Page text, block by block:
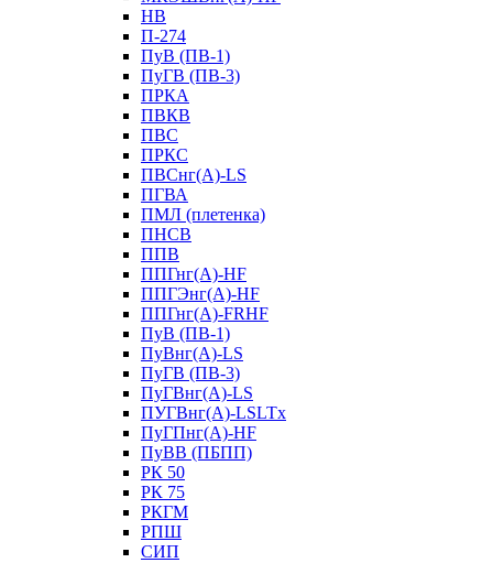
НВ
П-274
ПуВ (ПВ-1)
ПуГВ (ПВ-3)
ПРКА
ПВКВ
ПВС
ПРКС
ПВСнг(А)-LS
ПГВА
ПМЛ (плетенка)
ПНСВ
ППВ
ППГнг(А)-HF
ППГЭнг(А)-HF
ППГнг(А)-FRHF
ПуВ (ПВ-1)
ПуВнг(А)-LS
ПуГВ (ПВ-3)
ПуГВнг(А)-LS
ПУГВнг(А)-LSLTx
ПуГПнг(А)-HF
ПуВВ (ПБПП)
РК 50
РК 75
РКГМ
РПШ
СИП